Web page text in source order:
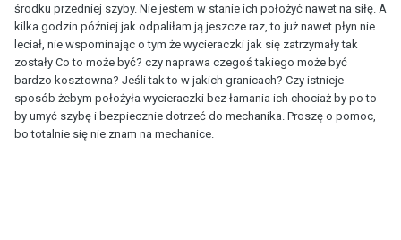
środku przedniej szyby. Nie jestem w stanie ich położyć nawet na siłę. A
kilka godzin później jak odpaliłam ją jeszcze raz, to już nawet płyn nie
leciał, nie wspominając o tym że wycieraczki jak się zatrzymały tak
zostały Co to może być? czy naprawa czegoś takiego może być
bardzo kosztowna? Jeśli tak to w jakich granicach? Czy istnieje
sposób żebym położyła wycieraczki bez łamania ich chociaż by po to
by umyć szybę i bezpiecznie dotrzeć do mechanika. Proszę o pomoc,
bo totalnie się nie znam na mechanice.